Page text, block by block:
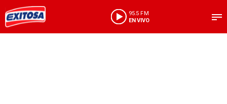
95.5 FM
EN VIVO